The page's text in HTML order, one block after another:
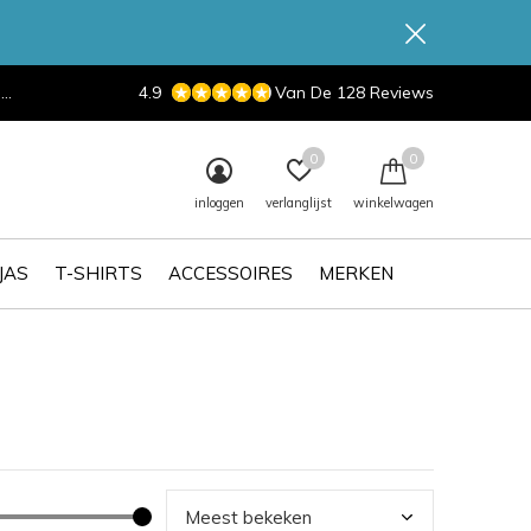
T-SHIRTS ACCESSOIRES MERKEN
inloggen verlanglijst
0
winkelwagen
0
4.9 Van De 128 Reviews